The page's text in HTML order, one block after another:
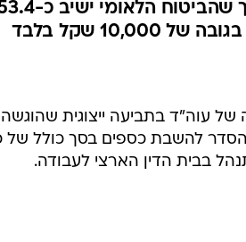
שקל בלבד
עוה"ד בתביעה ייצוגית
בבית הדין הארצי לעבודה.